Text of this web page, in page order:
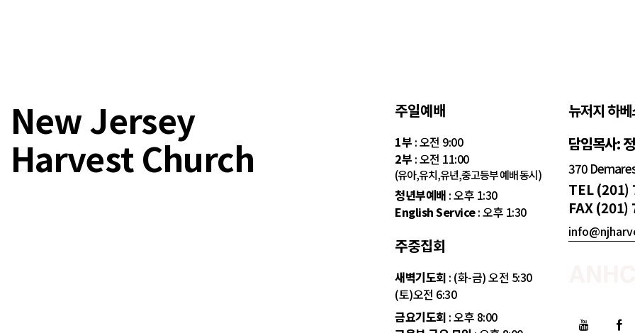
New Jersey
Harvest Church
주일예배
1부 : 오전 9:00
2부 : 오전 11:00
(유아,유치,유년,중고등부 예배 동시)
청년부예배 : 오후 1:30
English Service: 오후 1:30
주중집회
새벽기도회 : (화-금) 오전 5:30
(토)오전 6:30
금요기도회 : 오후 8:00
뉴저지 하
담임목사:
370
TEL (201)
FAX (201)